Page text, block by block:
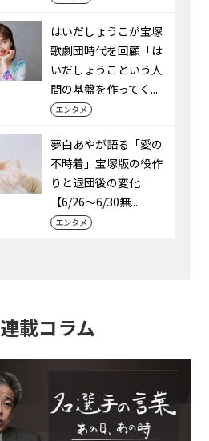
はいだしょうこが宝塚
歌劇団時代を回顧「は
いだしょうこという人
間の基盤を作ってく...
エンタメ
夢白あやが語る「愛の
不時着」宝塚版の役作
りと退団後の変化
【6/26～6/30無...
エンタメ
連載コラム